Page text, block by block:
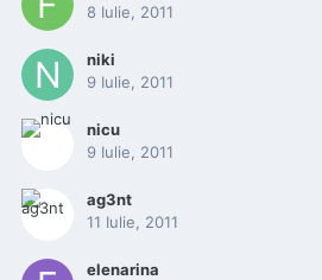
8 Iulie, 2011
niki
9 Iulie, 2011
nicu
9 Iulie, 2011
ag3nt
11 Iulie, 2011
elenarina